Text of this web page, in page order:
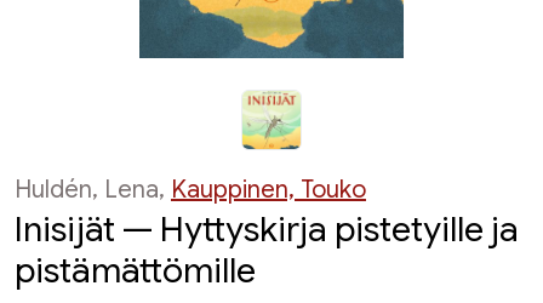
Huldén, Lena, Kauppinen, Touko
Inisijät — Hyttyskirja pistetyille ja
pistämättömille